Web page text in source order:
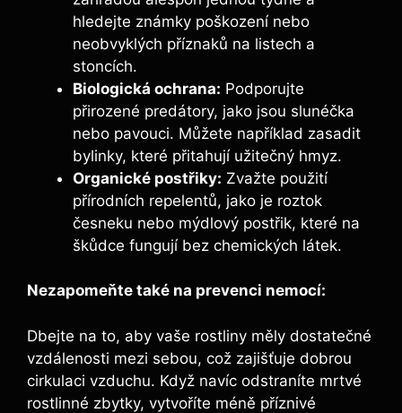
hledejte známky poškození nebo
neobvyklých příznaků na listech a
stoncích.
Biologická ochrana: Podporujte
přirozené predátory, jako jsou slunéčka
nebo pavouci. Můžete například zasadit
bylinky, které přitahují užitečný hmyz.
Organické postřiky: Zvažte použití
přírodních repelentů, jako je roztok
česneku nebo mýdlový postřik, které na
škůdce fungují bez chemických látek.
Nezapomeňte také na prevenci nemocí:
Dbejte na to, aby vaše rostliny měly dostatečné
vzdálenosti mezi sebou, což zajišťuje dobrou
cirkulaci vzduchu. Když navíc odstraníte mrtvé
rostlinné zbytky, vytvoříte méně příznivé